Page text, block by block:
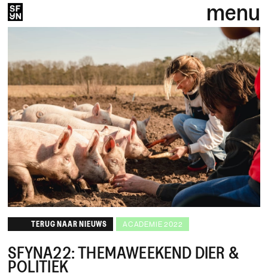
menu
TERUG NAAR NIEUWS ACADEMIE 2022
SFYNA22: THEMAWEEKEND DIER &
POLITIEK